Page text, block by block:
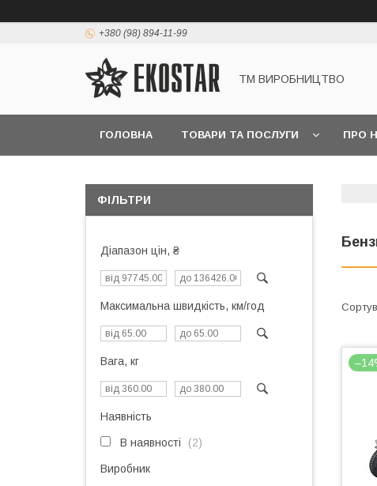
+380 (98) 894-11-99
ТМ ВИРОБНИЦТВО
ГОЛОВНА ТОВАРИ ТА ПОСЛУГИ ПРО
ФІЛЬТРИ
Діапазон цін, ₴
Максимальна швидкість, км/год
Вага, кг
Наявність
В наявності 2
Виробник